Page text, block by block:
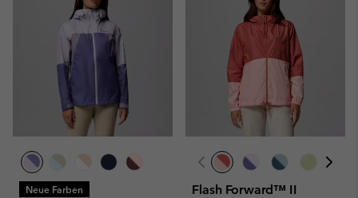
Neue Farben
Flash Forward™ II